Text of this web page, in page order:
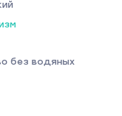
без водяных